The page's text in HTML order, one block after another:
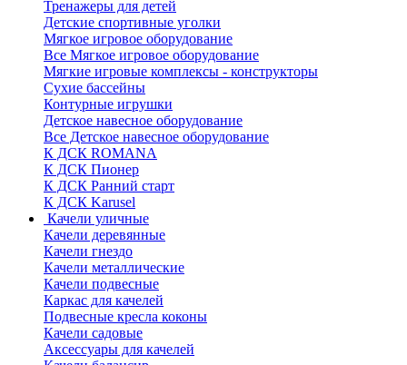
Тренажеры для детей
Детские спортивные уголки
Мягкое игровое оборудование
Все Мягкое игровое оборудование
Мягкие игровые комплексы - конструкторы
Сухие бассейны
Контурные игрушки
Детское навесное оборудование
Все Детское навесное оборудование
К ДСК ROMANA
К ДСК Пионер
К ДСК Ранний старт
К ДСК Karusel
Качели уличные
Качели деревянные
Качели гнездо
Качели металлические
Качели подвесные
Каркас для качелей
Подвесные кресла коконы
Качели садовые
Аксессуары для качелей